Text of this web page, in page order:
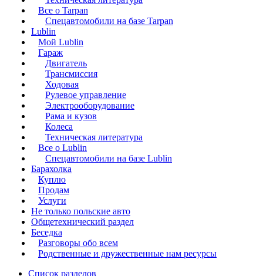
Все о Tarpan
Спецавтомобили на базе Tarpan
Lublin
Мой Lublin
Гараж
Двигатель
Трансмиссия
Ходовая
Рулевое управление
Электрооборудование
Рама и кузов
Колеса
Техническая литература
Все о Lublin
Спецавтомобили на базе Lublin
Барахолка
Куплю
Продам
Услуги
Не только польские авто
Общетехнический раздел
Беседка
Разговоры обо всем
Родственные и дружественные нам ресурсы
Список разделов